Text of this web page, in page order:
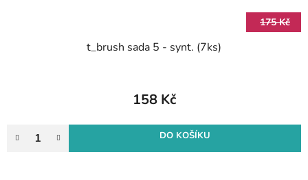
175 Kč
t_brush sada 5 - synt. (7ks)
158 Kč
DO KOŠÍKU